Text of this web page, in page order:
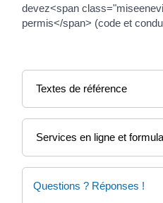
devez<span
permis</span> (code et
Textes de référence
Services en ligne et
Questions ? Réponses !